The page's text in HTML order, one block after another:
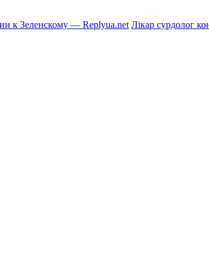
к Зеленскому — Replyua.net Лікар сурдолог